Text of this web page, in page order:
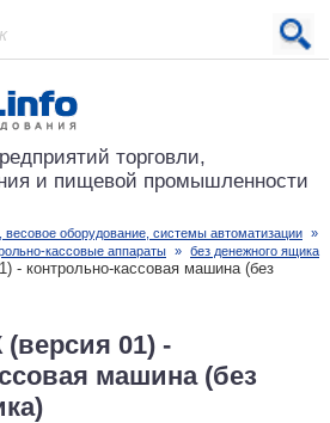
году
торговли,
и пищевой промышленности
весовое оборудование, системы автоматизации »
кассовые аппараты » без денежного ящика
- контрольно-кассовая машина (без
01) -
машина (без